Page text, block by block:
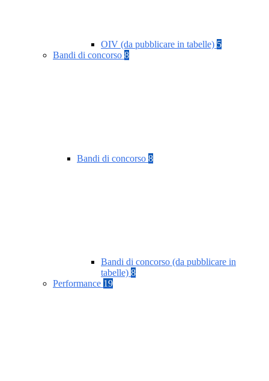
OIV (da pubblicare in tabelle) 5
Bandi di concorso 8
Bandi di concorso 8
Bandi di concorso (da pubblicare in
tabelle) 8
Performance 19